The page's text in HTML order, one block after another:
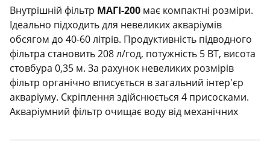
Внутрішній фільтр МАГІ-200 має компактні розміри.
Ідеально підходить для невеликих акваріумів
обсягом до 40-60 літрів. Продуктивність підводного
фільтра становить 208 л/год, потужність 5 ВТ, висота
стовбура 0,35 м. За рахунок невеликих розмірів
фільтр органічно вписується в загальний інтер'єр
акваріуму. Скріплення здійснюється 4 присосками.
Акваріумний фільтр очищає воду від механічних